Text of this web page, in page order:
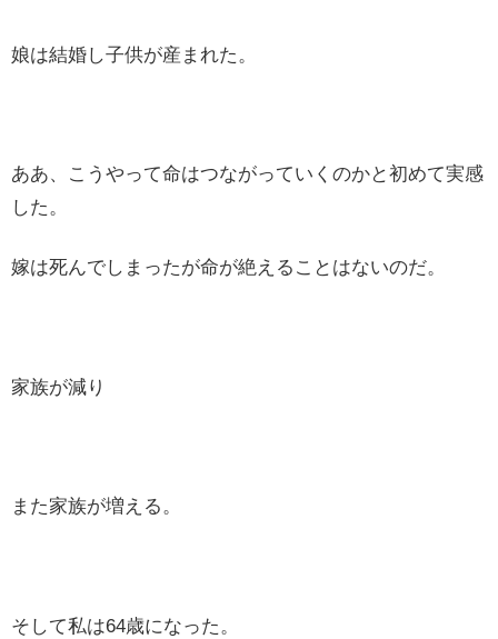
娘は結婚し子供が産まれた。
ああ、こうやって命はつながっていくのかと初めて実感
した。
嫁は死んでしまったが命が絶えることはないのだ。
家族が減り
また家族が増える。
そして私は64歳になった。